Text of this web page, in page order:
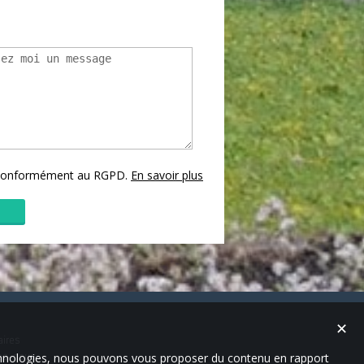
au RGPD. En savoir plus
nous
✕
nous pouvons vous proposer du contenu en rapport